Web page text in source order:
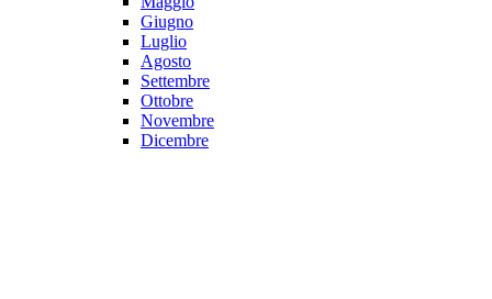
Giugno
Luglio
Agosto
Settembre
Ottobre
Novembre
Dicembre